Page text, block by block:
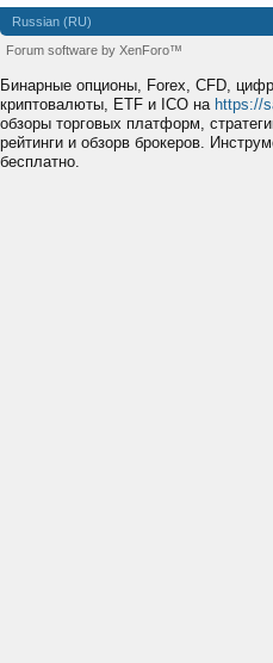
Russian (RU)
Forum software by XenForo™
Бинарные опционы, Forex, CFD,
криптовалюты, ETF и ICO на https://
обзоры торговых платформ,
рейтинги и обзорв брокеров.
бесплатно.